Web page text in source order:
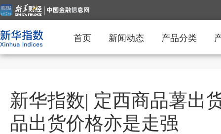
首页 新闻动态 产品分类
新华指数| 定西商品薯出
品出货价格亦是走强